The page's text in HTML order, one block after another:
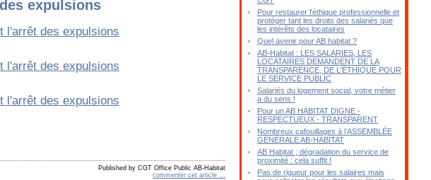
expulsions
Published by CGT Office Public AB-Habitat
commenter cet article …
Pour restaurer l'éthique professionnelle et
protéger tant les droits des salariés que
les intérêts des locataires
Quel avenir pour AB habitat ?
AB-Habitat : LES SALARIES, LES
LOCATAIRES DEMANDENT DE LA
TRANSPARENCE, DE L'ÉTHIQUE POUR
LE SERVICE PUBLIC
Salariés du logement social, votre métier
a du sens !
Pour un AB HABITAT DIGNE -
RESPECTUEUX - TRANSPARENT
Nombreux cafouillages à l’ASSEMBLÉE
GÉNÉRALE AB-HABITAT
AB Habitat ; dégradation du service de
proximité : cela suffit !
Pas de rigueur pour les salaires mais